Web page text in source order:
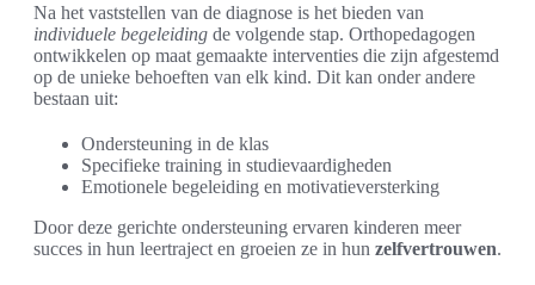
Na het vaststellen van de diagnose is het bieden van
individuele begeleiding de volgende stap. Orthopedagogen
ontwikkelen op maat gemaakte interventies die zijn afgestemd
op de unieke behoeften van elk kind. Dit kan onder andere
bestaan uit:
Ondersteuning in de klas
Specifieke training in studievaardigheden
Emotionele begeleiding en motivatieversterking
Door deze gerichte ondersteuning ervaren kinderen meer
succes in hun leertraject en groeien ze in hun zelfvertrouwen.